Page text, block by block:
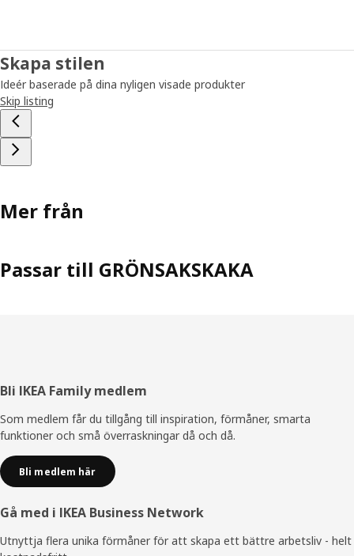
Skapa stilen
Ideér baserade på dina nyligen visade produkter
Skip listing
Mer från
Passar till GRÖNSAKSKAKA
Sidfot
Bli IKEA Family medlem
Som medlem får du tillgång till inspiration, förmåner, smarta
funktioner och små överraskningar då och då.
Bli medlem här
Gå med i IKEA Business Network
Utnyttja flera unika förmåner för att skapa ett bättre arbetsliv - helt